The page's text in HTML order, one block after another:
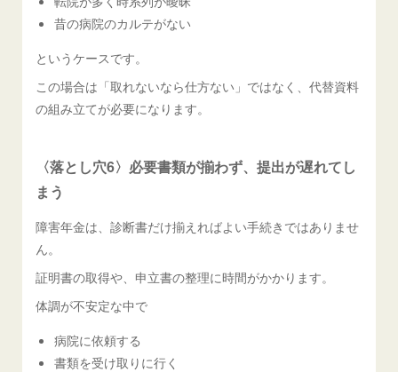
昔の病院のカルテがない
というケースです。
この場合は「取れないなら仕方ない」ではなく、代替資料
の組み立てが必要になります。
〈落とし穴6〉必要書類が揃わず、提出が遅れてし
まう
障害年金は、診断書だけ揃えればよい手続きではありませ
ん。
証明書の取得や、申立書の整理に時間がかかります。
体調が不安定な中で
病院に依頼する
書類を受け取りに行く